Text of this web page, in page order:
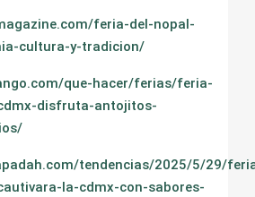
feria-del-nopal-
cultura-y-tradicion/
que-hacer/ferias/feria-
disfruta-antojitos-
tendencias/2025/5/29/
la-cdmx-con-sabores-